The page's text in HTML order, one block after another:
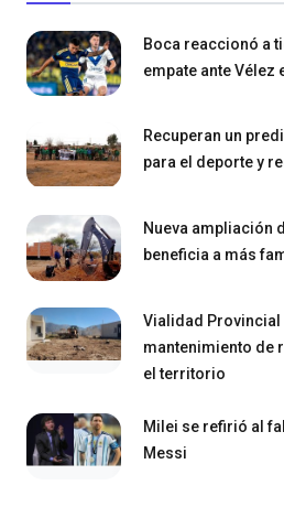
Boca reaccionó a
empate ante Vélez
Recuperan un
para el deporte y
Nueva ampliación
beneficia a más
Vialidad Provincial
mantenimiento de
el territorio
Milei se refirió al
Messi